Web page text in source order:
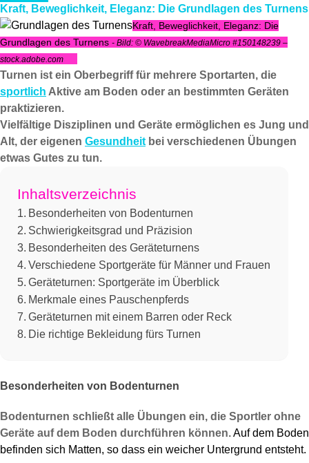
Kraft, Beweglichkeit, Eleganz: Die Grundlagen des Turnens
Kraft, Beweglichkeit, Eleganz: Die
Grundlagen des Turnens - Bild: © WavebreakMediaMicro #150148239 –
stock.adobe.com
Turnen ist ein Oberbegriff für mehrere Sportarten, die
sportlich Aktive am Boden oder an bestimmten Geräten
praktizieren.
Vielfältige Disziplinen und Geräte ermöglichen es Jung und
Alt, der eigenen Gesundheit bei verschiedenen Übungen
etwas Gutes zu tun.
Inhaltsverzeichnis
Besonderheiten von Bodenturnen
Schwierigkeitsgrad und Präzision
Besonderheiten des Geräteturnens
Verschiedene Sportgeräte für Männer und Frauen
Geräteturnen: Sportgeräte im Überblick
Merkmale eines Pauschenpferds
Geräteturnen mit einem Barren oder Reck
Die richtige Bekleidung fürs Turnen
Besonderheiten von Bodenturnen
Bodenturnen schließt alle Übungen ein, die Sportler ohne
Geräte auf dem Boden durchführen können.Auf dem Boden
befinden sich Matten, so dass ein weicher Untergrund entsteht.